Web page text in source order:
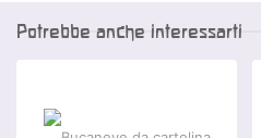
Potrebbe anche interessarti